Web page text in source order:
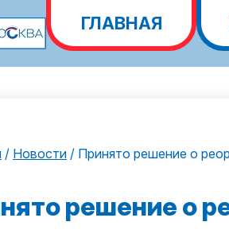
ГЛАВНАЯ
/ Новости / Принято решение о
решение о